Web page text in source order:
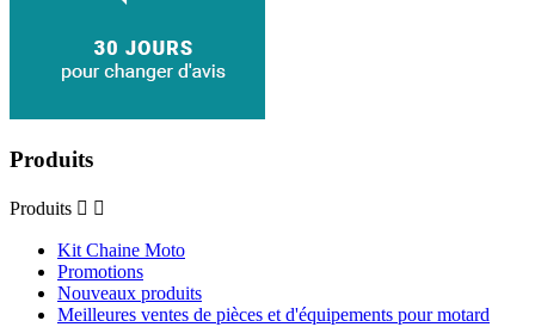
Produits
Produits  
Kit Chaine Moto
Promotions
Nouveaux produits
Meilleures ventes de pièces et d'équipements pour motard